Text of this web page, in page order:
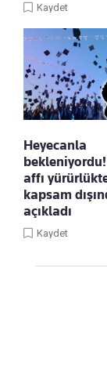
Kaydet
Heyecanla
affı
kapsam
açıkladı
Kaydet